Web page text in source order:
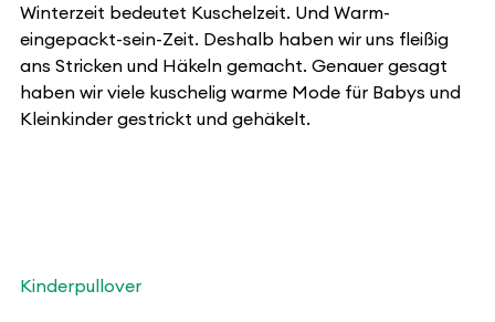
Winterzeit bedeutet Kuschelzeit. Und Warm-
eingepackt-sein-Zeit. Deshalb haben wir uns fleißig
ans Stricken und Häkeln gemacht. Genauer gesagt
haben wir viele kuschelig warme Mode für Babys und
Kleinkinder gestrickt und gehäkelt.
Kinderpullover